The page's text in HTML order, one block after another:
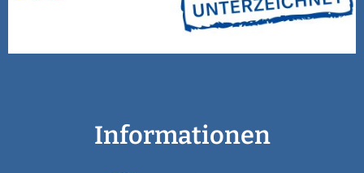
Informationen